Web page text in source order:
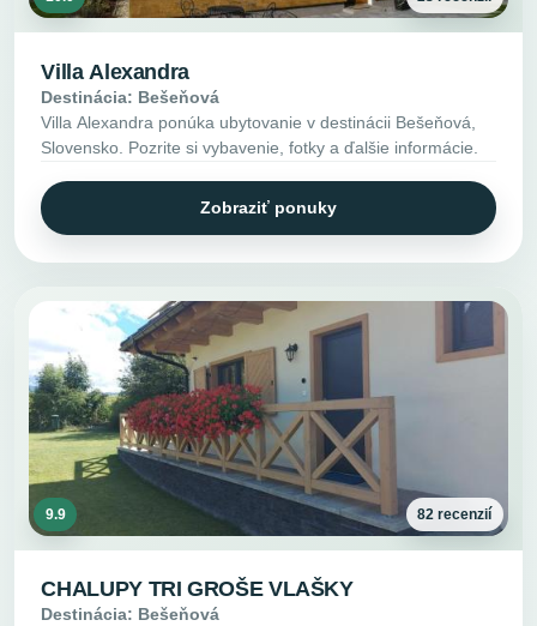
Villa Alexandra
Destinácia: Bešeňová
Villa Alexandra ponúka ubytovanie v destinácii Bešeňová,
Slovensko. Pozrite si vybavenie, fotky a ďalšie informácie.
Zobraziť ponuky
9.9 82 recenzií
CHALUPY TRI GROŠE VLAŠKY
Destinácia: Bešeňová